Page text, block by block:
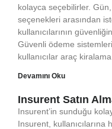
kolayca seçebilirler.
seçenekleri arasından
kullanıcılarının
Güvenli ödeme
kullanıcılar araç kiralama
Devamını Oku
Insurent Satın
Insurent’in sunduğu
Insurent, kullanıcılarına